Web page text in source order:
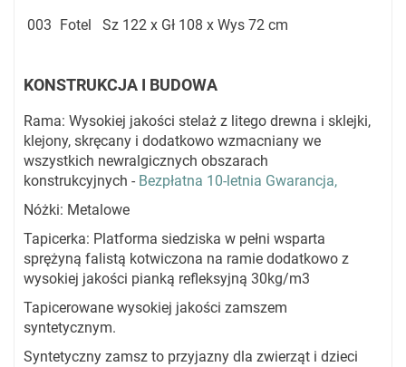
003 Fotel Sz 122 x Gł 108 x Wys 72 cm
KONSTRUKCJA I BUDOWA
Rama: Wysokiej jakości stelaż z litego drewna i sklejki,
klejony, skręcany i dodatkowo wzmacniany we
wszystkich newralgicznych obszarach
konstrukcyjnych - Bezpłatna 10-letnia Gwarancja,
Nóżki: Metalowe
Tapicerka: Platforma siedziska w pełni wsparta
sprężyną falistą kotwiczona na ramie dodatkowo z
wysokiej jakości pianką refleksyjną 30kg/m3
Tapicerowane wysokiej jakości zamszem
syntetycznym.
Syntetyczny zamsz to przyjazny dla zwierząt i dzieci